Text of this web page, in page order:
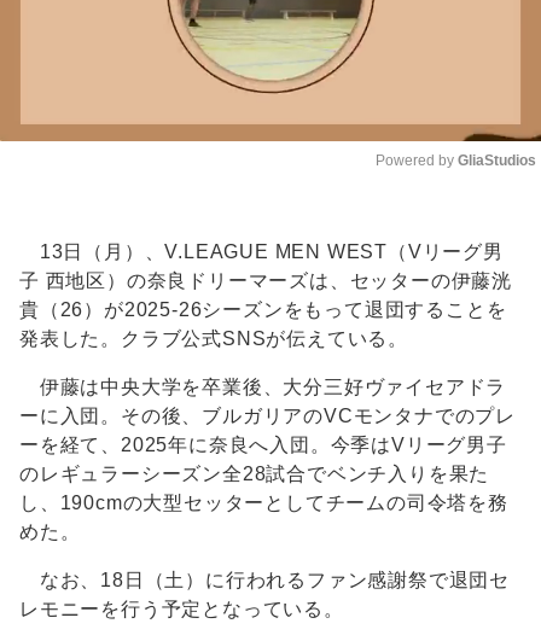
Powered by GliaStudios
13日（月）、V.LEAGUE MEN WEST（Vリーグ男
子 西地区）の奈良ドリーマーズは、セッターの伊藤洸
貴（26）が2025-26シーズンをもって退団することを
発表した。クラブ公式SNSが伝えている。
伊藤は中央大学を卒業後、大分三好ヴァイセアドラ
ーに入団。その後、ブルガリアのVCモンタナでのプレ
ーを経て、2025年に奈良へ入団。今季はVリーグ男子
のレギュラーシーズン全28試合でベンチ入りを果た
し、190cmの大型セッターとしてチームの司令塔を務
めた。
なお、18日（土）に行われるファン感謝祭で退団セ
レモニーを行う予定となっている。